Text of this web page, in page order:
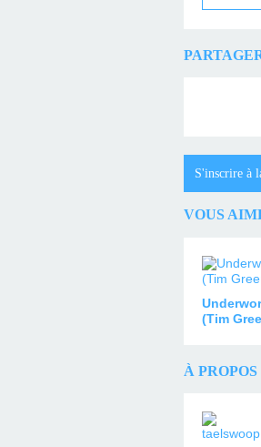
S'inscrire à
VOUS
(Tim
À PROPOS